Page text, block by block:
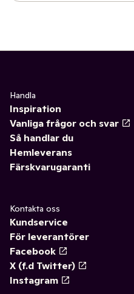
Handla
Inspiration
Vanliga frågor och svar
Så handlar du
Hemleverans
Färskvarugaranti
Kontakta oss
Kundservice
För leverantörer
Facebook
X (f.d Twitter)
Instagram